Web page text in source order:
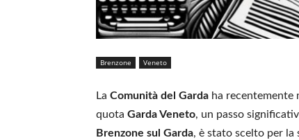
Brenzone Veneto
La Comunità del Garda ha recentemente
quota Garda Veneto, un passo
Brenzone sul Garda, è stato scelto per la